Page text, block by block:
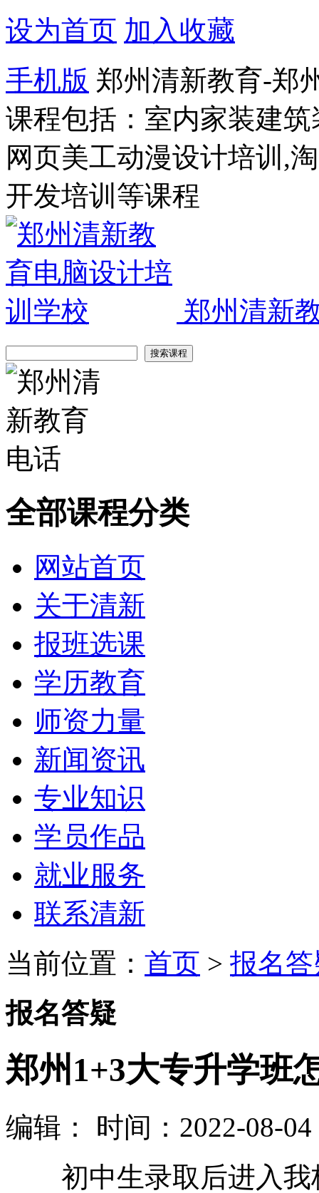
设为首页 加入收藏
手机版 郑州清新教育-郑
课程包括：室内家装建
网页美工动漫设计培训,
开发培训等课程
郑州清新
全部课程分类
网站首页
关于清新
报班选课
学历教育
师资力量
新闻资讯
专业知识
学员作品
就业服务
联系清新
当前位置： 首页 > 报名
报名答疑
郑州1+3大专升学班
编辑：
时间：2022-08-04
初中生录取后进入我